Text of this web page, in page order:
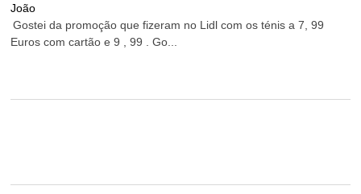
João
Gostei da promoção que fizeram no Lidl com os ténis a 7, 99
Euros com cartão e 9 , 99 . Go...